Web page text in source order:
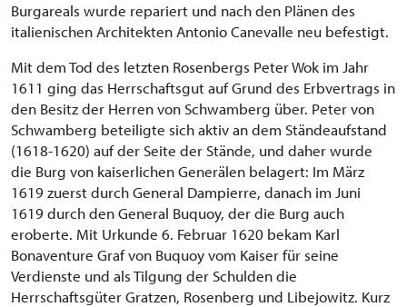
Burgareals wurde repariert und nach den Plänen des
italienischen Architekten Antonio Canevalle neu befestigt.
Mit dem Tod des letzten Rosenbergs Peter Wok im Jahr
1611 ging das Herrschaftsgut auf Grund des Erbvertrags in
den Besitz der Herren von Schwamberg über. Peter von
Schwamberg beteiligte sich aktiv an dem Ständeaufstand
(1618-1620) auf der Seite der Stände, und daher wurde
die Burg von kaiserlichen Generälen belagert: Im März
1619 zuerst durch General Dampierre, danach im Juni
1619 durch den General Buquoy, der die Burg auch
eroberte. Mit Urkunde 6. Februar 1620 bekam Karl
Bonaventure Graf von Buquoy vom Kaiser für seine
Verdienste und als Tilgung der Schulden die
Herrschaftsgüter Gratzen, Rosenberg und Libejowitz. Kurz